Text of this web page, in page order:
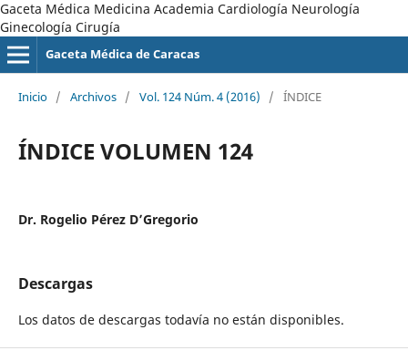
Gaceta Médica Medicina Academia Cardiología Neurología
Ginecología Cirugía
Gaceta Médica de Caracas
Inicio / Archivos / Vol. 124 Núm. 4 (2016) / ÍNDICE
ÍNDICE VOLUMEN 124
Dr. Rogelio Pérez D’Gregorio
Descargas
Los datos de descargas todavía no están disponibles.